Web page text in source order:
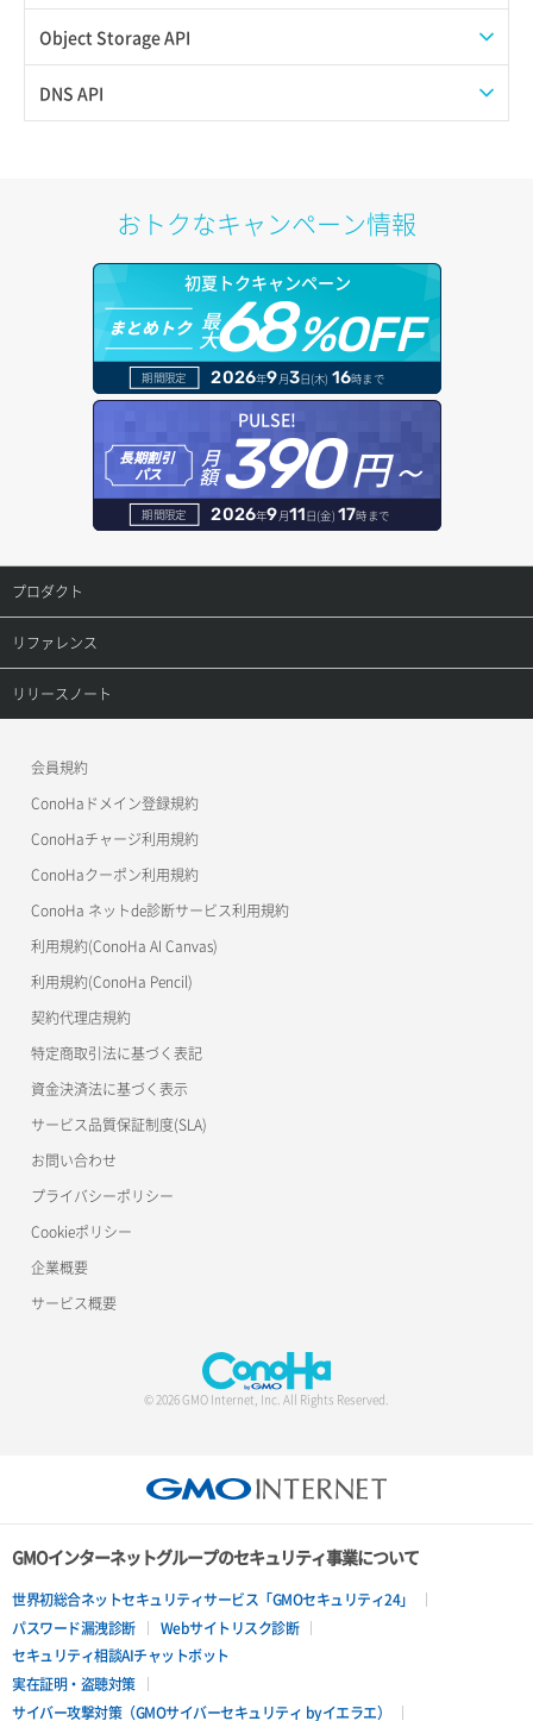
QoSポリシー詳細取得
サブネット一覧取得
サブネット詳細取得
セキュリティグループ ルール一覧取得
セキュリティグループ ルール作成
セキュリティグループ ルール削除
セキュリティグループ ルール詳細取得
セキュリティグループ一覧取得
ネットワーク一覧取得
ネットワーク作成（ローカルネットワーク用）
ネットワーク削除（ローカルネットワーク用）
ネットワーク詳細取得
ポート一覧取得
ポート作成（ローカルネットワーク用）
ポート作成（追加IP用）
ポート削除
ポート詳細取得
プール一覧取得
プール作成
ヘルスモニタ一覧取得
ヘルスモニタ作成
ヘルスモニタ削除
ヘルスモニタ更新
ヘルスモニタ詳細取得
メンバー更新
メンバー詳細取得
メンバー追加
リスナー作成
リスナー削除
リスナー更新
リスナー詳細取得
ロードバランサー一覧取得
ロードバランサー削除
ロードバランサー更新
ロードバランサー詳細取得
ロードバランサー追加
Object Storage API
Web公開
オブジェクトダウンロード
オブジェクトバージョン管理
オブジェクト一覧取得
オブジェクト削除
オブジェクト削除予約
オブジェクト複製
オブジェクト詳細取得
コンテナ一覧取得
コンテナ作成
コンテナ削除
ラージオブジェクトアップロード(DLO)
一時的Web公開
DNS API
ドメイン情報登録
ドメイン詳細取得
レコード一覧取得
レコード作成
レコード更新
レコード詳細取得
おトクなキャンペーン情報
初夏トクキャンペーン
まとめトク 最
大68%OFF
期間限定 2026年9月3日(木) 16時まで
PULSE!
長期割引
パス
月
額390円～
期間限定 2026年9月11日(金) 17時まで
プロダクト
プロダクトトップ
ConoHa VPS(Ver.3.0)
ConoHa for GAME
リファレンス
リファレンストップ
OpenStack CLI
Terraform
s3cmd
公開API(ConoHa VPS Ver.2.0)
リリースノート
会員規約
ConoHaドメイン登録規約
ConoHaチャージ利用規約
ConoHaクーポン利用規約
ConoHa ネットde診断サービス利用規約
利用規約(ConoHa AI Canvas)
利用規約(ConoHa Pencil)
契約代理店規約
特定商取引法に基づく表記
資金決済法に基づく表示
サービス品質保証制度(SLA)
お問い合わせ
プライバシーポリシー
Cookieポリシー
企業概要
サービス概要
© 2026 GMO Internet, Inc. All Rights Reserved.
GMOインターネットグループのセキュリティ事業について
世界初総合ネットセキュリティサービス「GMOセキュリティ24」
パスワード漏洩診断
Webサイトリスク診断
セキュリティ相談AIチャットボット
実在証明・盗聴対策
サイバー攻撃対策（GMOサイバーセキュリティ byイエラエ）